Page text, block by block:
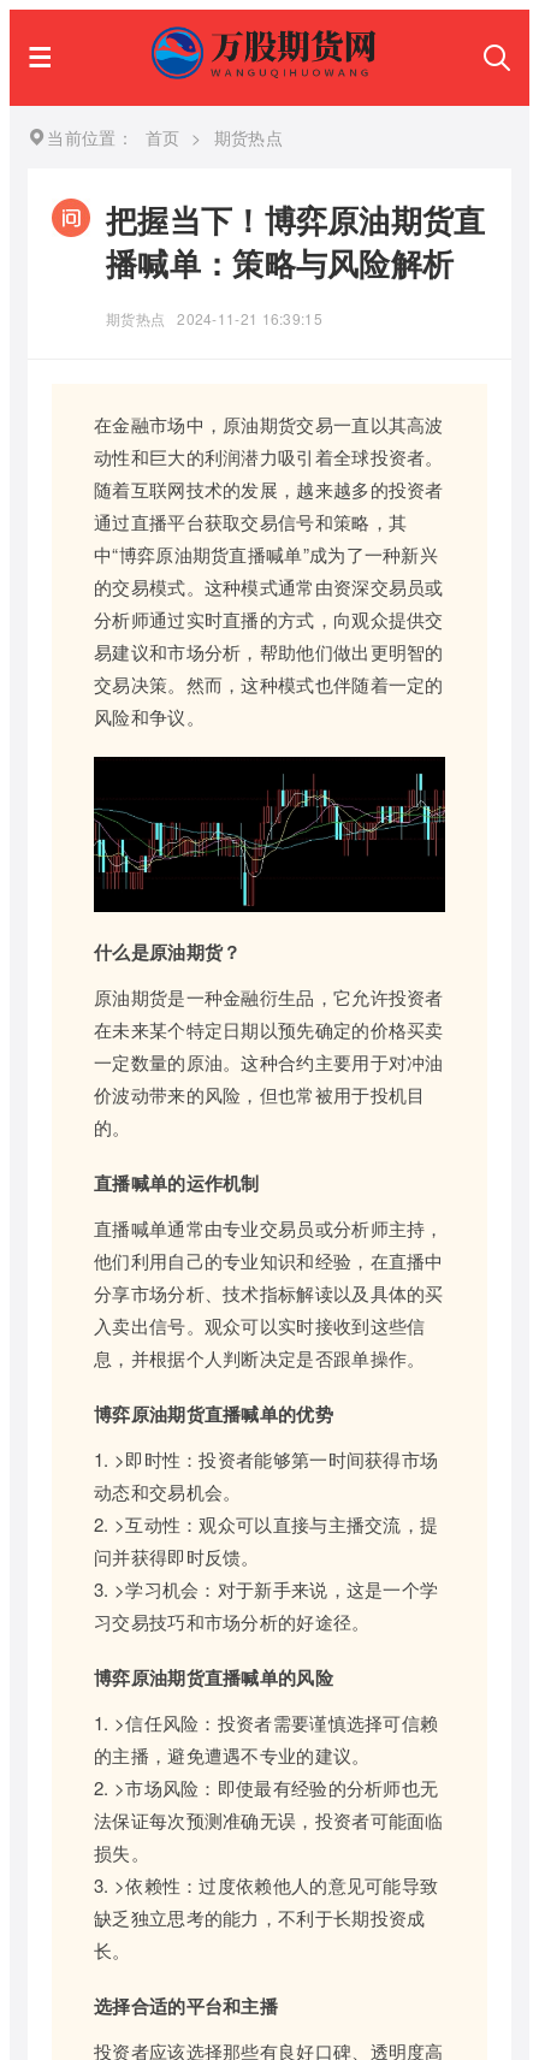
当前位置： 首页 > 期货热点
把握当下！博弈原油期货直
播喊单：策略与风险解析
期货热点 2024-11-21 16:39:15
在金融市场中，原油期货交易一直以其高波
动性和巨大的利润潜力吸引着全球投资者。
随着互联网技术的发展，越来越多的投资者
通过直播平台获取交易信号和策略，其
中“博弈原油期货直播喊单”成为了一种新兴
的交易模式。这种模式通常由资深交易员或
分析师通过实时直播的方式，向观众提供交
易建议和市场分析，帮助他们做出更明智的
交易决策。然而，这种模式也伴随着一定的
风险和争议。
什么是原油期货？
原油期货是一种金融衍生品，它允许投资者
在未来某个特定日期以预先确定的价格买卖
一定数量的原油。这种合约主要用于对冲油
价波动带来的风险，但也常被用于投机目
的。
直播喊单的运作机制
直播喊单通常由专业交易员或分析师主持，
他们利用自己的专业知识和经验，在直播中
分享市场分析、技术指标解读以及具体的买
入卖出信号。观众可以实时接收到这些信
息，并根据个人判断决定是否跟单操作。
博弈原油期货直播喊单的优势
1. >即时性：投资者能够第一时间获得市场
动态和交易机会。
2. >互动性：观众可以直接与主播交流，提
问并获得即时反馈。
3. >学习机会：对于新手来说，这是一个学
习交易技巧和市场分析的好途径。
博弈原油期货直播喊单的风险
1. >信任风险：投资者需要谨慎选择可信赖
的主播，避免遭遇不专业的建议。
2. >市场风险：即使最有经验的分析师也无
法保证每次预测准确无误，投资者可能面临
损失。
3. >依赖性：过度依赖他人的意见可能导致
缺乏独立思考的能力，不利于长期投资成
长。
选择合适的平台和主播
投资者应该选择那些有良好口碑、透明度高